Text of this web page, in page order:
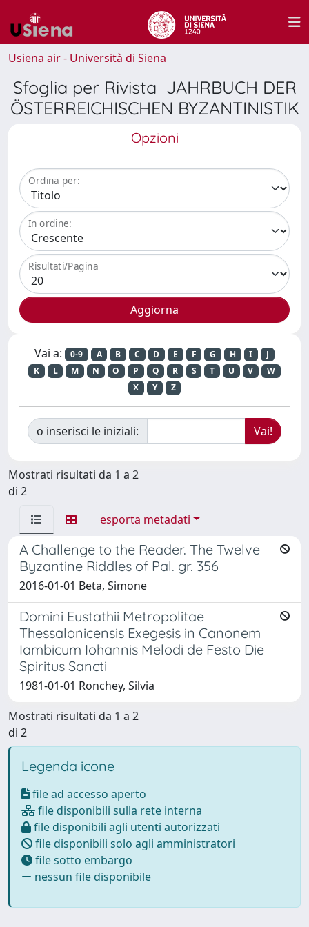
Usiena air - Università di Siena
Sfoglia per Rivista JAHRBUCH DER
ÖSTERREICHISCHEN BYZANTINISTIK
Opzioni
Ordina per:
In ordine:
Risultati/Pagina
Vai a: 0-9 A B C D E F G H I
J
K
L M N O P Q R S T U V
W
X
Y Z
o inserisci le iniziali:
Mostrati risultati da 1 a 2
di 2
esporta metadati
A Challenge to the Reader. The Twelve
Byzantine Riddles of Pal. gr. 356
2016-01-01 Beta, Simone
Domini Eustathii Metropolitae
Thessalonicensis Exegesis in Canonem
Iambicum Iohannis Melodi de Festo Die
Spiritus Sancti
1981-01-01 Ronchey, Silvia
Mostrati risultati da 1 a 2
di 2
Legenda icone
file ad accesso aperto
file disponibili sulla rete interna
file disponibili agli utenti autorizzati
file disponibili solo agli amministratori
file sotto embargo
nessun file disponibile